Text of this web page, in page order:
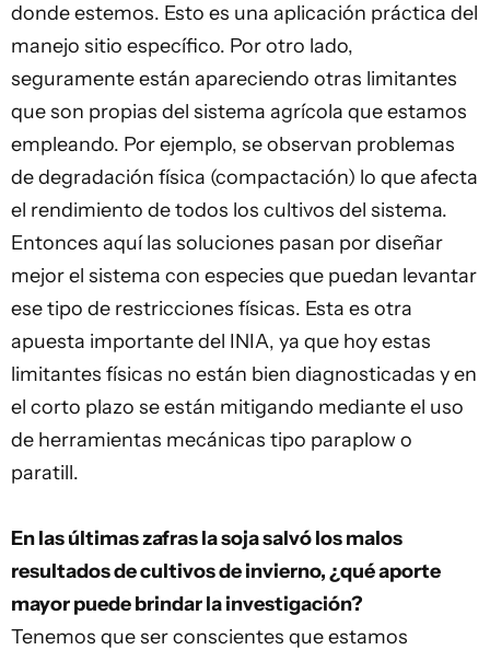
donde estemos. Esto es una aplicación práctica del
manejo sitio específico. Por otro lado,
seguramente están apareciendo otras limitantes
que son propias del sistema agrícola que estamos
empleando. Por ejemplo, se observan problemas
de degradación física (compactación) lo que afecta
el rendimiento de todos los cultivos del sistema.
Entonces aquí las soluciones pasan por diseñar
mejor el sistema con especies que puedan levantar
ese tipo de restricciones físicas. Esta es otra
apuesta importante del INIA, ya que hoy estas
limitantes físicas no están bien diagnosticadas y en
el corto plazo se están mitigando mediante el uso
de herramientas mecánicas tipo paraplow o
paratill.
En las últimas zafras la soja salvó los malos
resultados de cultivos de invierno, ¿qué aporte
mayor puede brindar la investigación?
Tenemos que ser conscientes que estamos